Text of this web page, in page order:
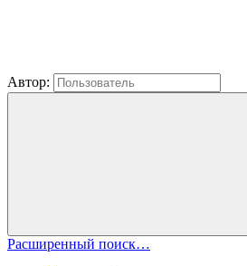
Автор:
Расширенный поиск…